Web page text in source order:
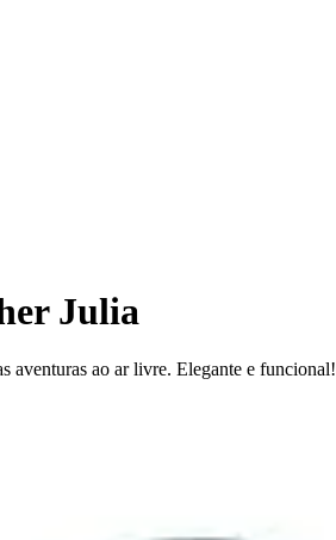
Julia
aventuras ao ar livre. Elegante e funcional!